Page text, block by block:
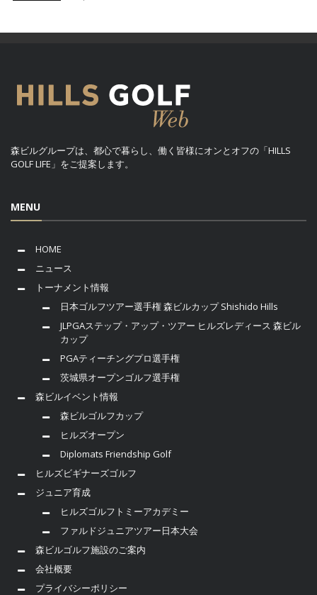
森ビルグループは、都心で暮らし、働く皆様にオンとオフの「HILLS
GOLF LIFE」をご提案します。
MENU
HOME
ニュース
トーナメント情報
日本ゴルフツアー選手権 森ビルカップ Shishido Hills
JLPGAステップ・アップ・ツアー ヒルズレディース 森ビル
カップ
PGAティーチングプロ選手権
茨城県オープンゴルフ選手権
森ビルイベント情報
森ビルゴルフカップ
ヒルズオープン
Diplomats Friendship Golf
ヒルズビギナーズゴルフ
ジュニア育成
ヒルズゴルフトミーアカデミー
ファルドジュニアツアー日本大会
森ビルゴルフ施設のご案内
会社概要
プライバシーポリシー